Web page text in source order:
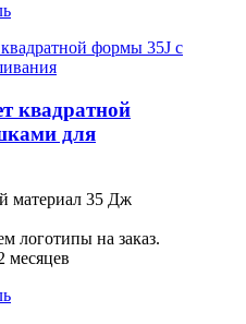
квадратной
для
материал 35 Дж
логотипы на заказ.
месяцев